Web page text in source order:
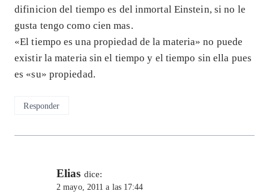
difinicion del tiempo es del inmortal Einstein, si no le
gusta tengo como cien mas.
«El tiempo es una propiedad de la materia» no puede
existir la materia sin el tiempo y el tiempo sin ella pues
es «su» propiedad.
Responder
Elias dice:
2 mayo, 2011 a las 17:44